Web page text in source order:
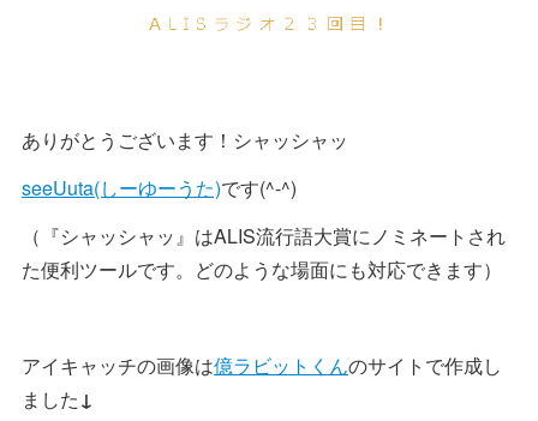
ありがとうございます！シャッシャッ
seeUuta(しーゆーうた)です(^-^)
（『シャッシャッ』はALIS流行語大賞にノミネートされ
た便利ツールです。どのような場面にも対応できます）
アイキャッチの画像は億ラビットくんのサイトで作成し
ました↓